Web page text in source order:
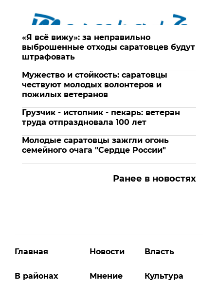
«Я всё вижу»: за неправильно
выброшенные отходы саратовцев будут
штрафовать
Мужество и стойкость: саратовцы
чествуют молодых волонтеров и
пожилых ветеранов
Грузчик - истопник - пекарь: ветеран
труда отпраздновала 100 лет
Молодые саратовцы зажгли огонь
семейного очага "Сердце России"
Ранее в новостях
Главная
В районах
Новости
Мнение
Власть
Культура